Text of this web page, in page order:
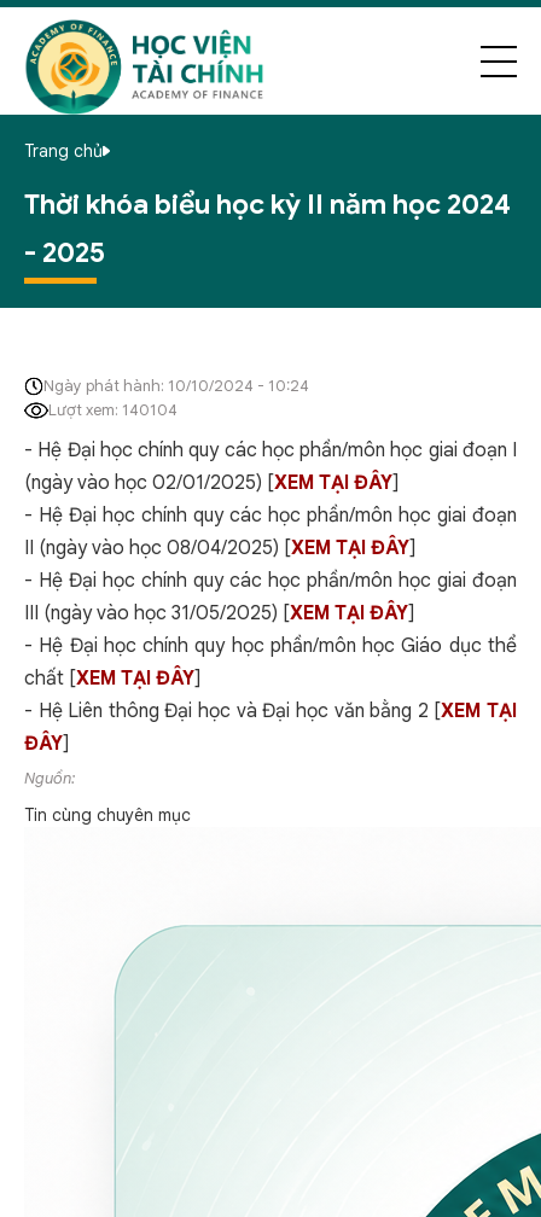
Trang chủ
Thời khóa biểu học kỳ II năm học 2024
- 2025
Ngày phát hành: 10/10/2024 - 10:24
Lượt xem: 140104
- Hệ Đại học chính quy các học phần/môn học giai đoạn I
(ngày vào học 02/01/2025) [XEM TẠI ĐÂY]
- Hệ Đại học chính quy các học phần/môn học giai đoạn
II (ngày vào học 08/04/2025) [XEM TẠI ĐÂY]
- Hệ Đại học chính quy các học phần/môn học giai đoạn
III (ngày vào học 31/05/2025) [XEM TẠI ĐÂY]
- Hệ Đại học chính quy học phần/môn học Giáo dục thể
chất [XEM TẠI ĐÂY]
- Hệ Liên thông Đại học và Đại học văn bằng 2 [XEM TẠI
ĐÂY]
Nguồn:
Tin cùng chuyên mục